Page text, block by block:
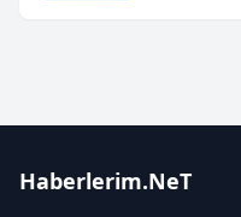
Haberlerim.NeT